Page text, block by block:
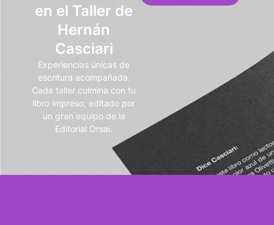
en el Taller de
Hernán
Casciari
Experiencias únicas de
escritura acompañada.
Cada taller culmina con tu
libro impreso, editado por
un gran equipo de la
Editorial Orsai.